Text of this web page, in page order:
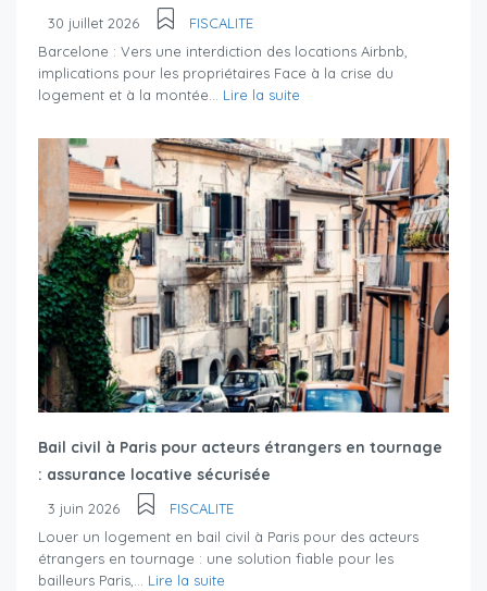
30 juillet 2026
FISCALITE
Barcelone : Vers une interdiction des locations Airbnb,
implications pour les propriétaires Face à la crise du
logement et à la montée... Lire la suite
Bail civil à Paris pour acteurs étrangers en tournage
: assurance locative sécurisée
3 juin 2026
FISCALITE
Louer un logement en bail civil à Paris pour des acteurs
étrangers en tournage : une solution fiable pour les
bailleurs Paris,... Lire la suite